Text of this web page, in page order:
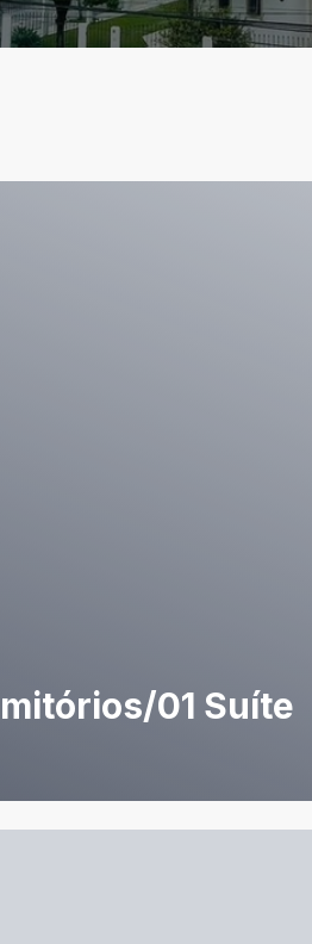
01 Suíte